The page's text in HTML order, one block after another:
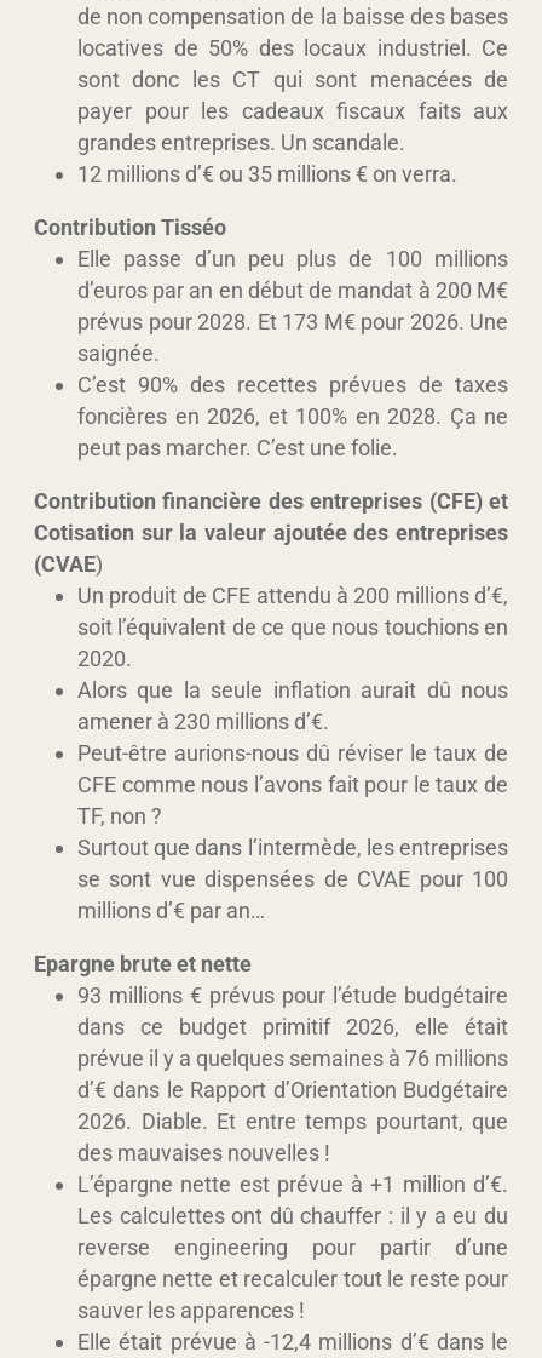
de non compensation de la baisse des bases
locatives de 50% des locaux industriel. Ce
sont donc les CT qui sont menacées de
payer pour les cadeaux fiscaux faits aux
grandes entreprises. Un scandale.
12 millions d’€ ou 35 millions € on verra.
Contribution Tisséo
Elle passe d’un peu plus de 100 millions
d’euros par an en début de mandat à 200 M€
prévus pour 2028. Et 173 M€ pour 2026. Une
saignée.
C’est 90% des recettes prévues de taxes
foncières en 2026, et 100% en 2028. Ça ne
peut pas marcher. C’est une folie.
Contribution financière des entreprises (CFE) et
Cotisation sur la valeur ajoutée des entreprises
(CVAE)
Un produit de CFE attendu à 200 millions d’€,
soit l’équivalent de ce que nous touchions en
2020.
Alors que la seule inflation aurait dû nous
amener à 230 millions d’€.
Peut-être aurions-nous dû réviser le taux de
CFE comme nous l’avons fait pour le taux de
TF, non ?
Surtout que dans l’intermède, les entreprises
se sont vue dispensées de CVAE pour 100
millions d’€ par an…
Epargne brute et nette
93 millions € prévus pour l’étude budgétaire
dans ce budget primitif 2026, elle était
prévue il y a quelques semaines à 76 millions
d’€ dans le Rapport d’Orientation Budgétaire
2026. Diable. Et entre temps pourtant, que
des mauvaises nouvelles !
L’épargne nette est prévue à +1 million d’€.
Les calculettes ont dû chauffer : il y a eu du
reverse engineering pour partir d’une
épargne nette et recalculer tout le reste pour
sauver les apparences !
Elle était prévue à -12,4 millions d’€ dans le